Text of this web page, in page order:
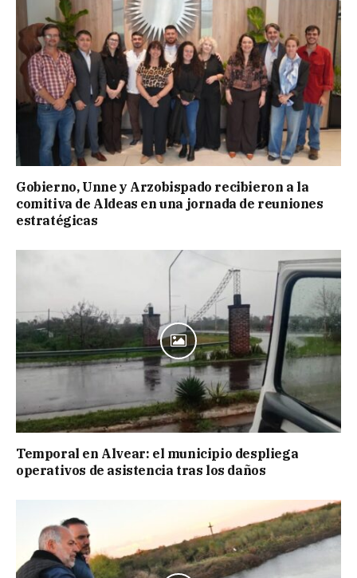
Gobierno, Unne y Arzobispado recibieron a la
comitiva de Aldeas en una jornada de reuniones
estratégicas
Temporal en Alvear: el municipio despliega
operativos de asistencia tras los daños